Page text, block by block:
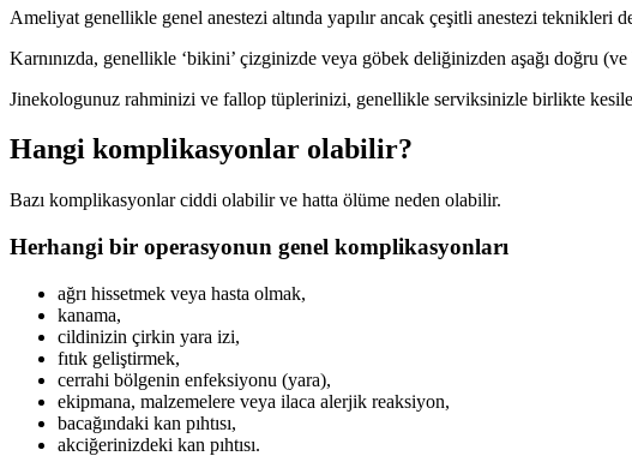
Ameliyat genellikle genel anestezi altında yapılır ancak çeşitli anestezi teknikleri
Karnınızda, genellikle ‘bikini’ çizginizde veya göbek deliğinizden aşağı doğru
Jinekologunuz rahminizi ve fallop tüplerinizi, genellikle serviksinizle birlikte
Hangi komplikasyonlar olabilir?
Bazı komplikasyonlar ciddi olabilir ve hatta ölüme neden olabilir.
Herhangi bir operasyonun genel komplikasyonları
ağrı hissetmek veya hasta olmak,
kanama,
cildinizin çirkin yara izi,
fıtık geliştirmek,
cerrahi bölgenin enfeksiyonu (yara),
ekipmana, malzemelere veya ilaca alerjik reaksiyon,
bacağındaki kan pıhtısı,
akciğerinizdeki kan pıhtısı.